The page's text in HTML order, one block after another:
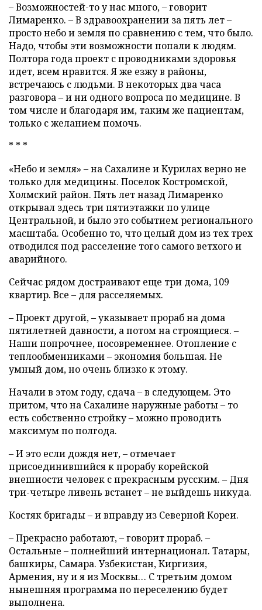
– Возможностей-то у нас много, – говорит
Лимаренко. – В здравоохранении за пять лет –
просто небо и земля по сравнению с тем, что было.
Надо, чтобы эти возможности попали к людям.
Полтора года проект с проводниками здоровья
идет, всем нравится. Я же езжу в районы,
встречаюсь с людьми. В некоторых два часа
разговора – и ни одного вопроса по медицине. В
том числе и благодаря им, таким же пациентам,
только с желанием помочь.
* * *
«Небо и земля» – на Сахалине и Курилах верно не
только для медицины. Поселок Костромской,
Холмский район. Пять лет назад Лимаренко
открывал здесь три пятиэтажки по улице
Центральной, и было это событием регионального
масштаба. Особенно то, что целый дом из тех трех
отводился под расселение того самого ветхого и
аварийного.
Сейчас рядом достраивают еще три дома, 109
квартир. Все – для расселяемых.
– Проект другой, – указывает прораб на дома
пятилетней давности, а потом на строящиеся. –
Наши попрочнее, посовременнее. Отопление с
теплообменниками – экономия большая. Не
умный дом, но очень близко к этому.
Начали в этом году, сдача – в следующем. Это
притом, что на Сахалине наружные работы – то
есть собственно стройку – можно проводить
максимум по полгода.
– И это если дождя нет, – отмечает
присоединившийся к прорабу корейской
внешности человек с прекрасным русским. – Дня
три-четыре ливень встанет – не выйдешь никуда.
Костяк бригады – и вправду из Северной Кореи.
– Прекрасно работают, – говорит прораб. –
Остальные – полнейший интернационал. Татары,
башкиры, Самара. Узбекистан, Киргизия,
Армения, ну и я из Москвы… С третьим домом
нынешняя программа по переселению будет
выполнена.